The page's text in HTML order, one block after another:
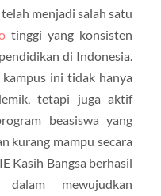
menjadi salah satu
tinggi yang konsisten
di Indonesia.
kampus ini tidak hanya
tetapi juga aktif
beasiswa yang
kurang mampu secara
Kasih Bangsa berhasil
dalam mewujudkan